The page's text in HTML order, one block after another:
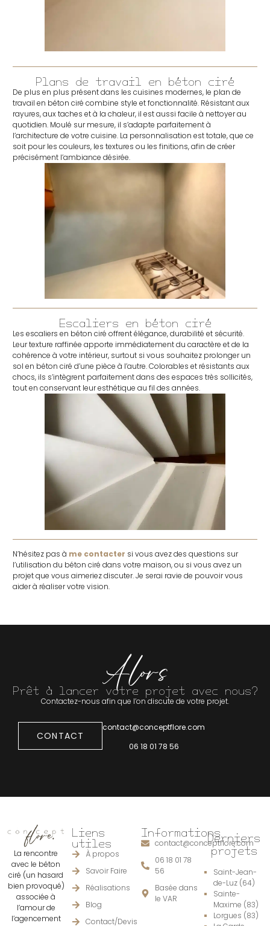
Plans de travail en béton ciré
De plus en plus présent dans les cuisines modernes, le plan de
travail en béton ciré combine style et fonctionnalité. Résistant aux
rayures, aux taches et à la chaleur, il est aussi facile à nettoyer au
quotidien. Moulé sur mesure, il s’adapte parfaitement à
l’architecture de votre cuisine. La personnalisation est totale, que ce
soit pour les couleurs, les textures ou les finitions, afin de créer
précisément l’ambiance désirée.
Escaliers en béton ciré
Les escaliers en béton ciré offrent élégance, durabilité et sécurité.
Leur texture raffinée apporte immédiatement du caractère et de la
cohérence à votre intérieur, surtout si vous souhaitez prolonger un
sol en béton ciré d’une pièce à l’autre. Colorables et résistants aux
chocs, ils s’intègrent parfaitement dans des espaces très sollicités,
tout en conservant leur esthétique au fil des années.
N’hésitez pas à me contacter si vous avez des questions sur
l’utilisation du béton ciré dans votre maison, ou si vous avez un
projet que vous aimeriez discuter. Je serai ravie de pouvoir vous
aider à réaliser votre vision.
Alors
Prêt à lancer votre projet avec nous?
Contactez-nous afin que l’on discute de votre projet.
CONTACT
contact@conceptflore.com
06 18 01 78 56
La rencontre
avec le béton
ciré (un hasard
bien provoqué)
associée à
l’amour de
l’agencement
Liens
utiles
À propos
Savoir Faire
Réalisations
Blog
Contact/Devis
Informations
contact@conceptflore.com
06 18 01 78
56
Basée dans
le VAR
Derniers
projets
Saint-Jean-
de-Luz (64)
Sainte-
Maxime (83)
Lorgues (83)